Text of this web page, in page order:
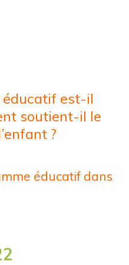
est-il
soutient-il le
?
éducatif dans